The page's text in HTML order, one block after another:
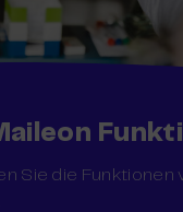
Sie die Funktionen